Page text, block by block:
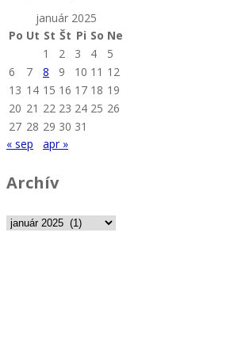
január 2025
Po Ut St Št Pi So Ne
1
2 3 4
5
6
7 8 9 10 11 12
13 14 15 16 17 18 19
20 21 22 23 24 25 26
27 28 29 30 31
« sep
apr »
Archív
Archív